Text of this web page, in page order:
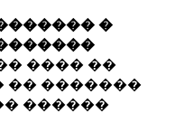
�
���� ��
�� �������
������